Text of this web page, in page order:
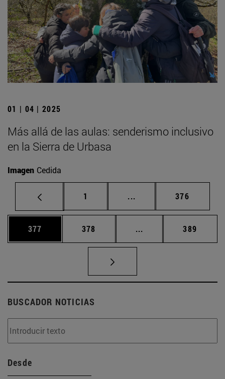
01 | 04 | 2025
Más allá de las aulas: senderismo inclusivo
en la Sierra de Urbasa
Imagen Cedida
Página
1 ... Páginas intermedias
Página
376
Página
377 Página
378 ... Páginas intermedias
Página
389
BUSCADOR NOTICIAS
Desde